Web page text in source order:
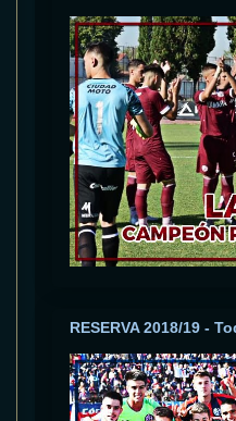
RESERVA 2018/19 -